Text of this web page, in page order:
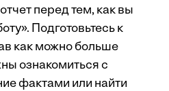
перед тем, как вы
Подготовьтесь к
как можно больше
ознакомиться с
фактами или найти